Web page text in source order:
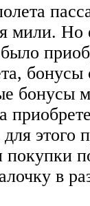
мили. Но
бонусы
бонусы
этого
в